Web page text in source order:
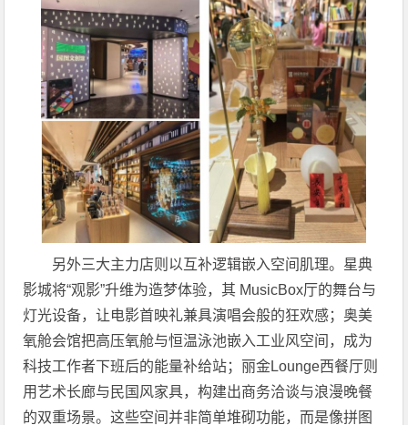
另外三大主力店则以互补逻辑嵌入空间肌理。星典
影城将“观影”升维为造梦体验，其 MusicBox厅的舞台与
灯光设备，让电影首映礼兼具演唱会般的狂欢感；奥美
氧舱会馆把高压氧舱与恒温泳池嵌入工业风空间，成为
科技工作者下班后的能量补给站；丽金Lounge西餐厅则
用艺术长廊与民国风家具，构建出商务洽谈与浪漫晚餐
的双重场景。这些空间并非简单堆砌功能，而是像拼图